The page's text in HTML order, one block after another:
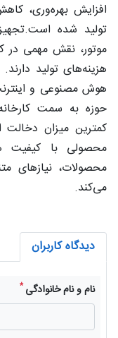
افزایش بهره‌وری،
موتور، نقش مهمی
هزینه‌های تولید
حوزه به سمت
کمترین میزان
محصولی با
محصولات، نیازهای
می‌کند.
دیدگاه کاربران
نام و نام خانوادگی*